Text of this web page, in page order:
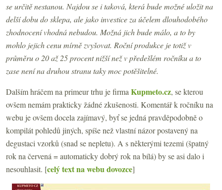
se určitě nestanou. Najdou se i taková, která bude možné uložit na
delší dobu do sklepa, ale jako investice za účelem dlouhodobého
zhodnocení vhodná nebudou. Možná jich bude málo, a to by
mohlo jejich cenu mírně zvyšovat. Roční produkce je totiž v
průměru o 20 až 25 procent nižší než v předešlém ročníku a to
zase není na druhou stranu taky moc potěšitelné.
Dalším hráčem na primeur trhu je firma Kupmeto.cz, se kterou
ovšem nemám prakticky žádné zkušenosti. Komentář k ročníku na
webu je ovšem docela zajímavý, byť se jedná pravděpodobně o
kompilát pohledů jiných, spíše než vlastní názor postavený na
degustaci vzorků (snad se nepletu). A s některými tezemi (špatný
rok na červená = automaticky dobrý rok na bílá) by se asi dalo i
nesouhlasit. [celý text na webu dovozce]